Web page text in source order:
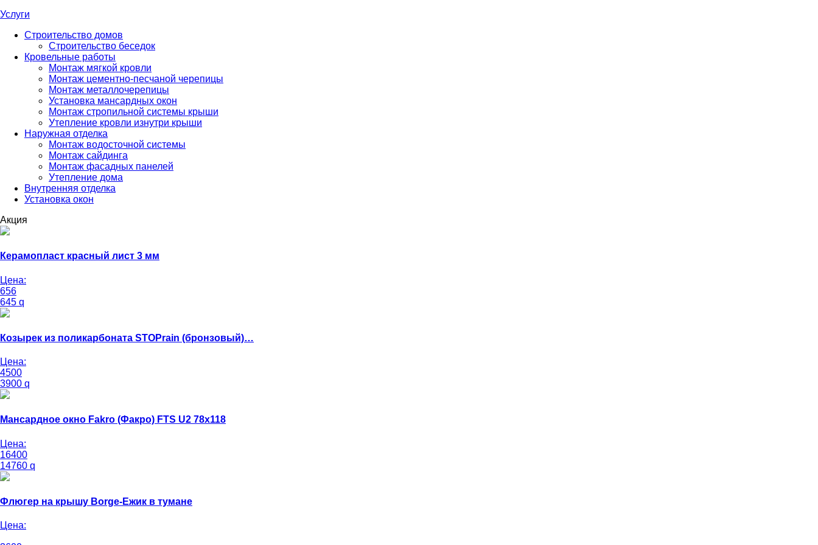
Услуги
Строительство домов
Строительство беседок
Кровельные работы
Монтаж мягкой кровли
Монтаж цементно-песчаной черепицы
Монтаж металлочерепицы
Установка мансардных окон
Монтаж стропильной системы крыши
Утепление кровли изнутри крыши
Наружная отделка
Монтаж водосточной системы
Монтаж сайдинга
Монтаж фасадных панелей
Утепление дома
Внутренняя отделка
Установка окон
Акция
Керамопласт красный лист 3 мм
Цена:
656
645 q
Козырек из поликарбоната STOPrain (бронзовый)…
Цена:
4500
3900 q
Мансардное окно Fakro (Факро) FTS U2 78х118
Цена:
16400
14760 q
Флюгер на крышу Borge-Ежик в тумане
Цена: